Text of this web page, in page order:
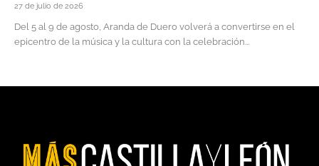
27 de julio de 2026
Del 5 al 9 de agosto, Aranda de Duero volverá a convertirse en el
epicentro de la música y la cultura con la celebración...